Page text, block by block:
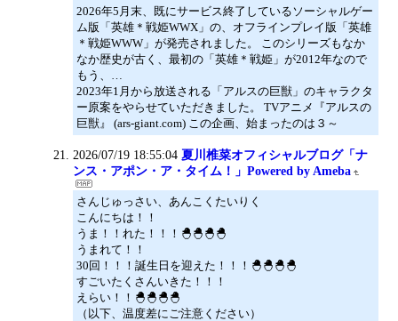
2026年5月末、既にサービス終了しているソーシャルゲー
ム版「英雄＊戦姫WWX」の、オフラインプレイ版「英雄
＊戦姫WWW」が発売されました。 このシリーズもなか
なか歴史が古く、最初の「英雄＊戦姫」が2012年なので
もう、…
2023年1月から放送される「アルスの巨獣」のキャラクタ
ー原案をやらせていただきました。 TVアニメ『アルスの
巨獣』 (ars-giant.com) この企画、始まったのは３～
2026/07/19 18:55:04 夏川椎菜オフィシャルブログ「ナ
ンス・アポン・ア・タイム！」Powered by Ameba
さんじゅっさい、あんこくたいりく
こんにちは！！
うま！！れた！！！🐣🐣🐣🐣
うまれて！！
30回！！！誕生日を迎えた！！！🐣🐣🐣🐣
すごいたくさんいきた！！！
えらい！！🐣🐣🐣🐣
（以下、温度差にご注意ください）